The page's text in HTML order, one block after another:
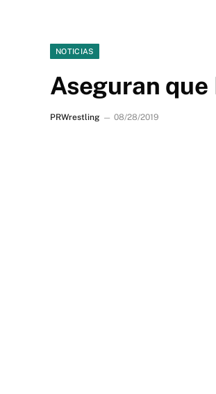
NOTICIAS
Aseguran que
PRWrestling 08/28/2019